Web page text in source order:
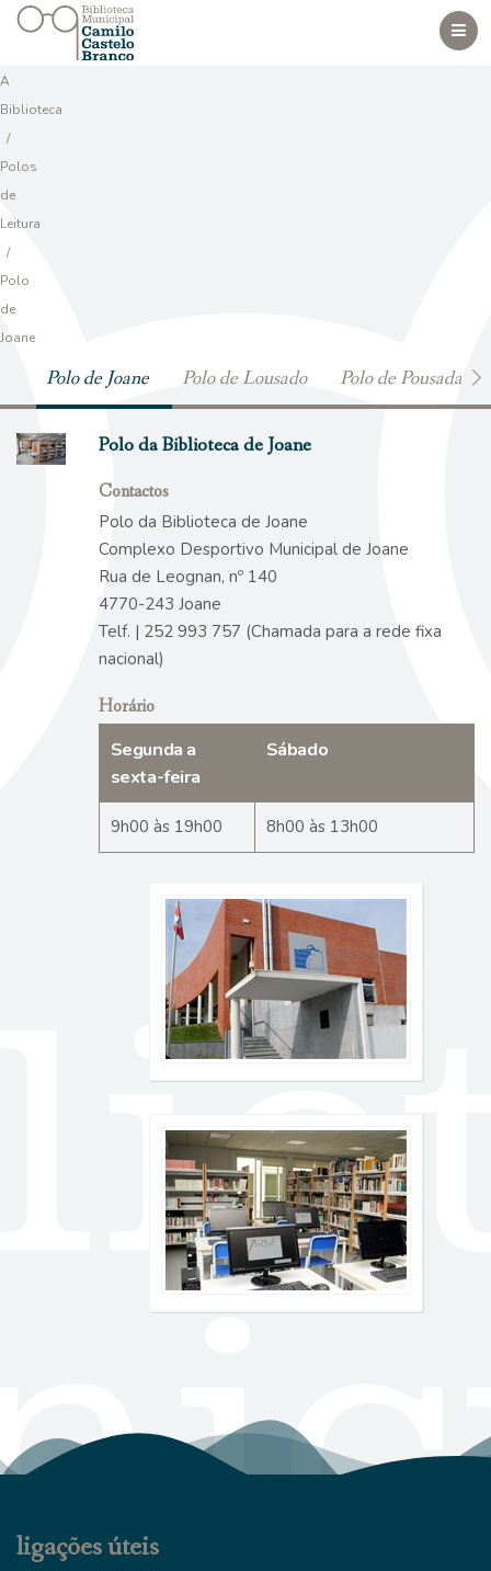
A
Biblioteca
/
Polos
de
Leitura
/
Polo
de
Joane
Polo de Joane Polo de Lousado Polo de Pousada
Polo da Biblioteca de Joane
Contactos
Polo da Biblioteca de Joane
Complexo Desportivo Municipal de Joane
Rua de Leognan, nº 140
4770-243 Joane
Telf. | 252 993 757 (Chamada para a rede fixa
nacional)
Horário
Segunda a
sexta-feira
Sábado
9h00 às 19h00 8h00 às 13h00
ligações úteis